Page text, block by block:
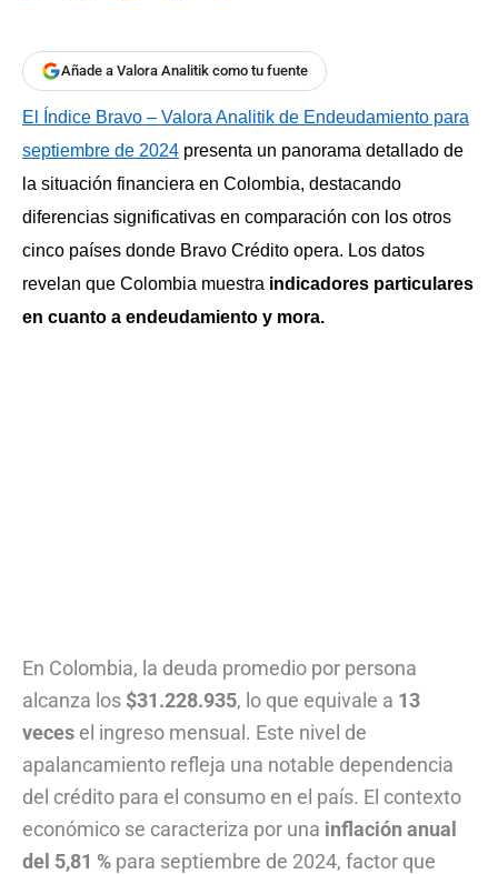
Añade a Valora Analitik como tu fuente
El Índice Bravo – Valora Analitik de Endeudamiento para
septiembre de 2024 presenta un panorama detallado de
la situación financiera en Colombia, destacando
diferencias significativas en comparación con los otros
cinco países donde Bravo Crédito opera. Los datos
revelan que Colombia muestra indicadores particulares
en cuanto a endeudamiento y mora.
En Colombia, la deuda promedio por persona
alcanza los $31.228.935, lo que equivale a 13
veces el ingreso mensual. Este nivel de
apalancamiento refleja una notable dependencia
del crédito para el consumo en el país. El contexto
económico se caracteriza por una inflación anual
del 5,81 % para septiembre de 2024, factor que